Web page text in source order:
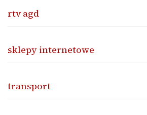
rtv agd
sklepy internetowe
transport